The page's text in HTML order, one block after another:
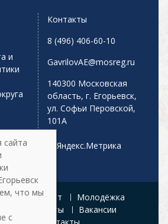
и
Контакты
8 (496) 406-60-10
GavrilovAE@mosreg.ru
140300 Московская
область, г. Егорьевск,
ул. Софьи Перовской,
101А
Спорт
Молодёжка
Документы
Вакансии
что мы
с